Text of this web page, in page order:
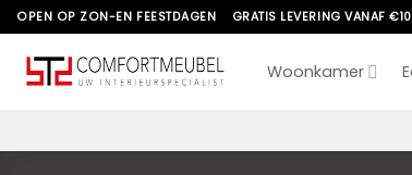
Skip
to
content
OPEN OP ZON-EN FEESTDAGEN GRATIS LEVERING VANAF
Woonkamer